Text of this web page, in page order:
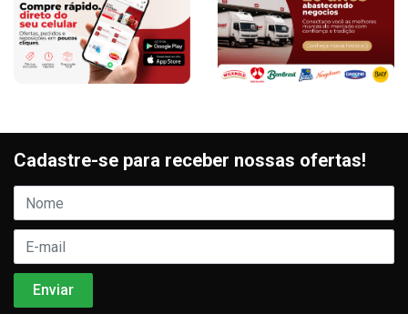
Cadastre-se para receber nossas ofertas!